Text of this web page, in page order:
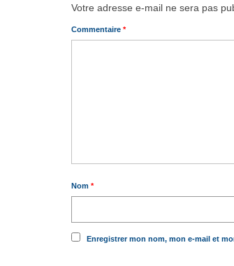
Votre adresse e-mail ne sera pas
Commentaire *
Nom *
Enregistrer mon nom, mon e-mail et